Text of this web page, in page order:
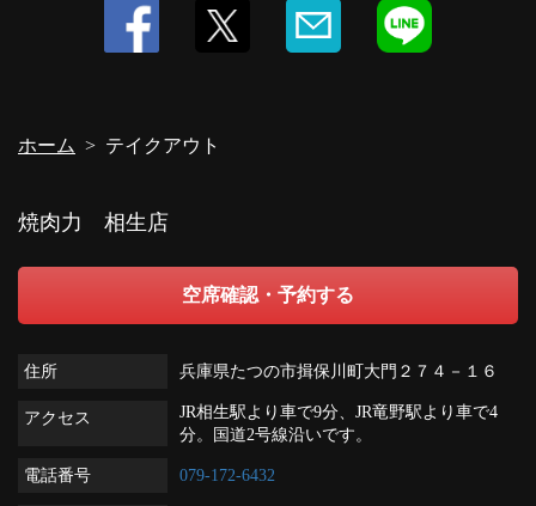
ホーム テイクアウト
閉じる
焼肉力 相生店
空席確認・予約する
住所 兵庫県たつの市揖保川町大門２７４－１６
アクセス
JR相生駅より車で9分、JR竜野駅より車で4
分。国道2号線沿いです。
電話番号 079-172-6432